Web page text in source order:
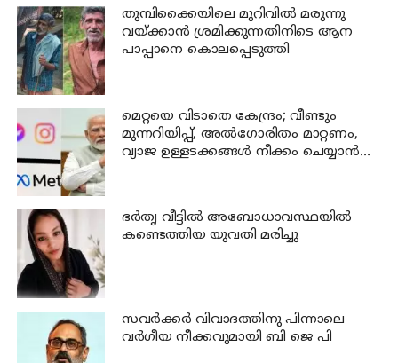
തുമ്പിക്കൈയിലെ മുറിവില്‍ മരുന്നു
വയ്ക്കാന്‍ ശ്രമിക്കുന്നതിനിടെ ആന
പാപ്പാനെ കൊലപ്പെടുത്തി
മെറ്റയെ വിടാതെ കേന്ദ്രം; വീണ്ടും
മുന്നറിയിപ്പ്, അൽഗോരിതം മാറ്റണം,
വ്യാജ ഉള്ളടക്കങ്ങൾ നീക്കം ചെയ്യാൻ
ഭര്‍തൃ വീട്ടില്‍ അബോധാവസ്ഥയില്‍
കണ്ടെത്തിയ യുവതി മരിച്ചു
സവര്‍ക്കര്‍ വിവാദത്തിനു പിന്നാലെ
വര്‍ഗീയ നീക്കവുമായി ബി ജെ പി